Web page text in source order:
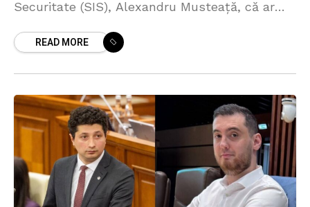
Securitate (SIS), Alexandru Musteață, că ar
schemă de escrocherie pusă în funcțiune
READ MORE